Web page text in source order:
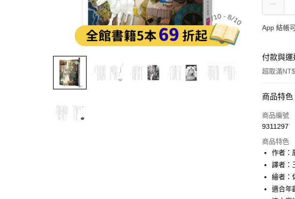
App 結帳
付款與
超取滿
付款方式
信用卡一
Apple Pay
大哥付你
相關說明
【大哥付
1.本服務
商品特色
商品編號
9311297
商品特色
作者：
譯者：
繪者：
適合年